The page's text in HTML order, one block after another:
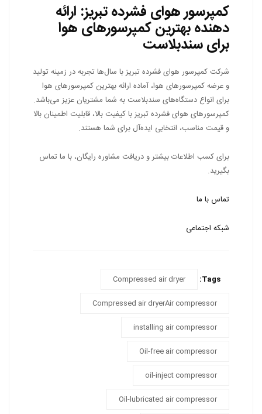
کمپرسور هوای فشرده تبریز: ارائه
دهنده بهترین کمپرسورهای هوا
برای سندبلاست
شرکت کمپرسور هوای فشرده تبریز با سال‌ها تجربه در زمینه تولید
و عرضه کمپرسورهای هوا، آماده ارائه بهترین کمپرسورهای هوا
برای انواع دستگاه‌های سندبلاست به شما مشتریان عزیز می‌باشد.
کمپرسورهای هوای فشرده تبریز با کیفیت بالا، قابلیت اطمینان بالا
و قیمت مناسب، انتخابی ایده‌آل برای شما هستند.
برای کسب اطلاعات بیشتر و دریافت مشاوره رایگان، با ما تماس
بگیرید.
تماس با ما
شبکه اجتماعی
Tags:
Compressed air dryer
Compressed air dryerAir compressor
installing air compressor
Oil-free air compressor
oil-inject compressor
Oil-lubricated air compressor